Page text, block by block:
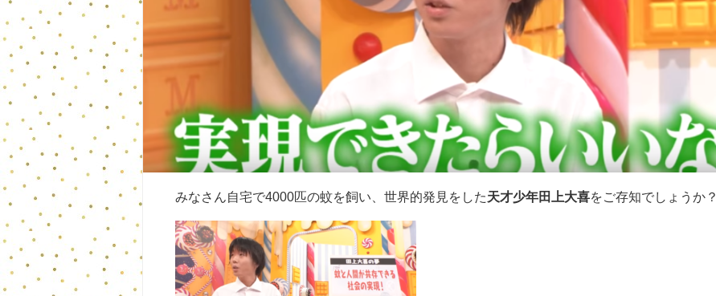
みなさん自宅で4000匹の蚊を飼い、世界的発見をした天才少年田上大喜をご存知でしょうか？